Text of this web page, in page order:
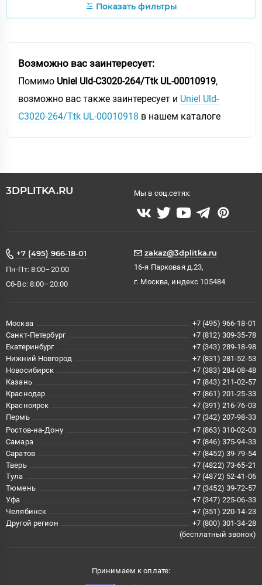
Показать фильтры
Возможно вас заинтересует:
Помимо Uniel Uld-C3020-264/Ttk UL-00010919,
возможно вас также заинтересует и Uniel Uld-
C3020-264/Ttk UL-00010918 в нашем каталоге
3DPLITKA.RU Мы в соц.сетях:
+7 (495) 966-18-01
Пн-Пт: 8:00–20:00
Сб-Вс: 8:00–20:00
zakaz@3dplitka.ru
16-я Парковая д.23,
г. Москва, индекс 105484
Москва
+7 (495) 966-18-01
Санкт-Петербург
+7 (812) 309-35-78
Екатеринбург
+7 (343) 289-18-98
Нижний Новгород
+7 (831) 281-52-53
Новосибирск
+7 (383) 284-08-48
Казань
+7 (843) 211-02-57
Краснодар
+7 (861) 201-25-33
Красноярск
+7 (391) 216-76-03
Пермь
+7 (342) 207-98-33
Ростов-на-Дону
+7 (863) 310-02-03
Самара
+7 (846) 375-94-33
Саратов
+7 (8452) 39-79-54
Тверь
+7 (4822) 73-65-21
Тула
+7 (4872) 52-41-06
Тюмень
+7 (3452) 39-72-57
Уфа
+7 (347) 225-06-33
Челябинск
+7 (351) 220-14-23
Другой регион
+7 (800) 301-34-28
(бесплатный звонок)
Принимаем к оплате: